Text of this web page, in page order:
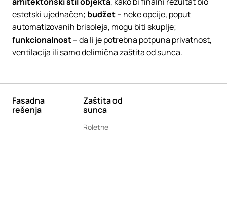
estetski ujednačen; budžet– neke opcije, poput
automatizovanih brisoleja, mogu biti skuplje;
funkcionalnost– da li je potrebna potpuna privatnost,
ventilacija ili samo delimična zaštita od sunca.
Fasadna
rešenja
Zaštita od
sunca
Roletne